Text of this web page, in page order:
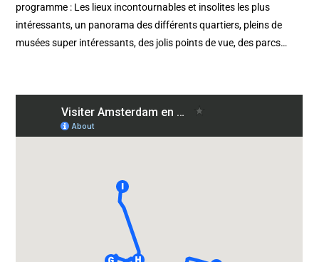
programme : Les lieux incontournables et insolites les plus
intéressants, un panorama des différents quartiers, pleins de
musées super intéressants, des jolis points de vue, des parcs…